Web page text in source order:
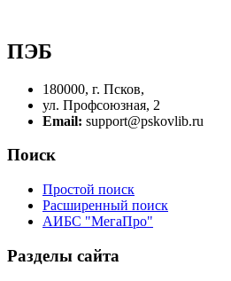
ПЭБ
180000, г. Псков,
ул. Профсоюзная, 2
Email: support@pskovlib.ru
Поиск
Простой поиск
Расширенный поиск
АИБС "МегаПро"
Разделы сайта